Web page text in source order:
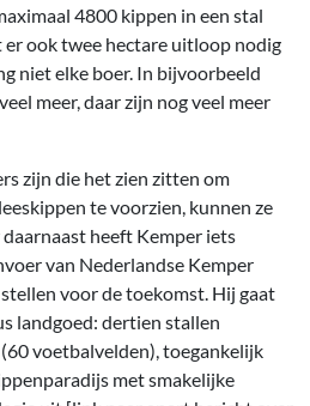
4800 kippen in een stal
er ook twee hectare uitloop nodig
niet elke boer. In bijvoorbeeld
meer, daar zijn nog veel meer
zijn die het zien zitten om
te voorzien, kunnen ze
heeft Kemper iets
van Nederlandse Kemper
voor de toekomst. Hij gaat
landgoed: dertien stallen
voetbalvelden), toegankelijk
met smakelijke